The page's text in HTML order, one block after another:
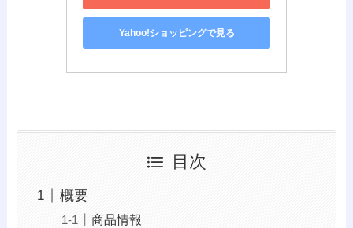
Yahoo!ショッピングで見る
目次
概要
商品情報